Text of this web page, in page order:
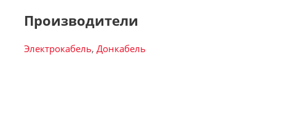
Производители
Электрокабель, Донкабель